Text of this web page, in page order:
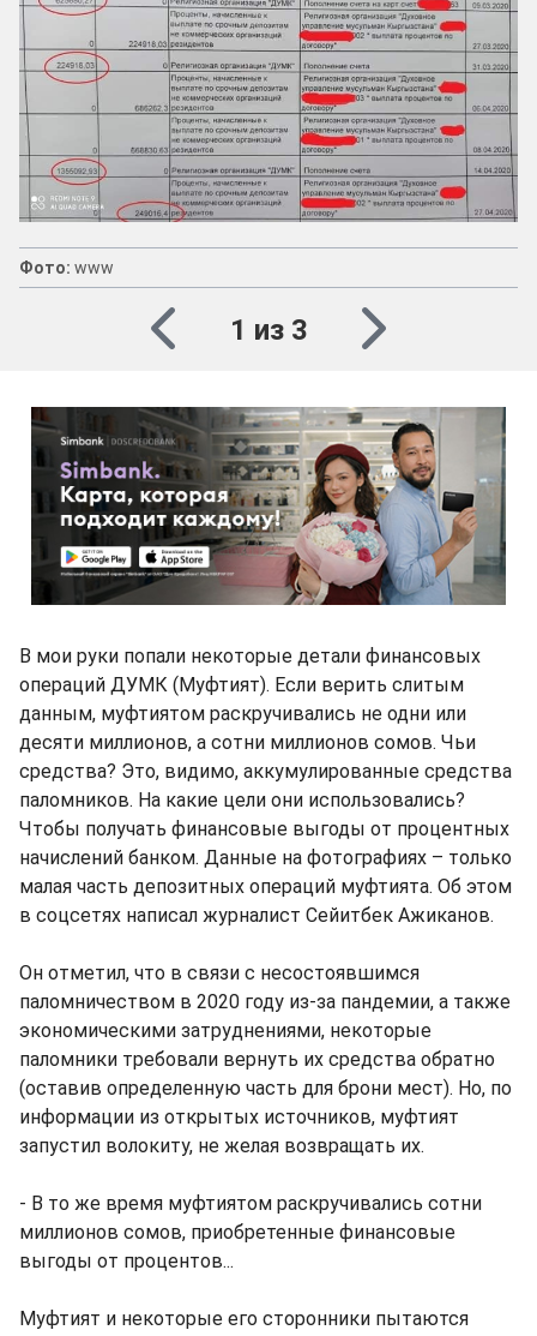
Фото: www
1 из 3
В мои руки попали некоторые детали финансовых
операций ДУМК (Муфтият). Если верить слитым
данным, муфтиятом раскручивались не одни или
десяти миллионов, а сотни миллионов сомов. Чьи
средства? Это, видимо, аккумулированные средства
паломников. На какие цели они использовались?
Чтобы получать финансовые выгоды от процентных
начислений банком. Данные на фотографиях – только
малая часть депозитных операций муфтията. Об этом
в соцсетях написал журналист Сейитбек Ажиканов.
Он отметил, что в связи с несостоявшимся
паломничеством в 2020 году из-за пандемии, а также
экономическими затруднениями, некоторые
паломники требовали вернуть их средства обратно
(оставив определенную часть для брони мест). Но, по
информации из открытых источников, муфтият
запустил волокиту, не желая возвращать их.
- В то же время муфтиятом раскручивались сотни
миллионов сомов, приобретенные финансовые
выгоды от процентов...
Муфтият и некоторые его сторонники пытаются